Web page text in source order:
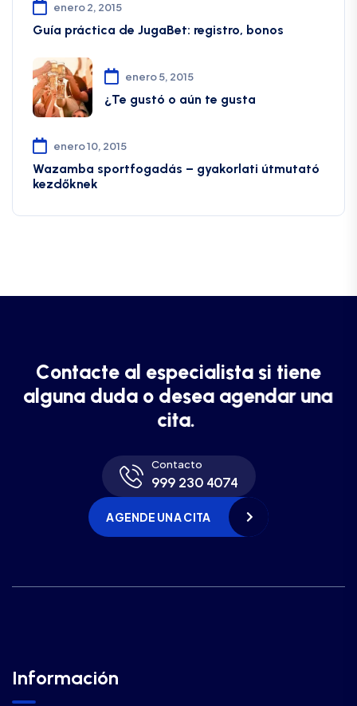
enero 2, 2015
Guía práctica de JugaBet: registro, bonos
enero 5, 2015
¿Te gustó o aún te gusta
enero 10, 2015
Wazamba sportfogadás – gyakorlati útmutató
kezdőknek
Contacte al especialista si tiene
alguna duda o desea agendar una
cita.
Contacto
999 230 4074
AGENDE UNA CITA
Información